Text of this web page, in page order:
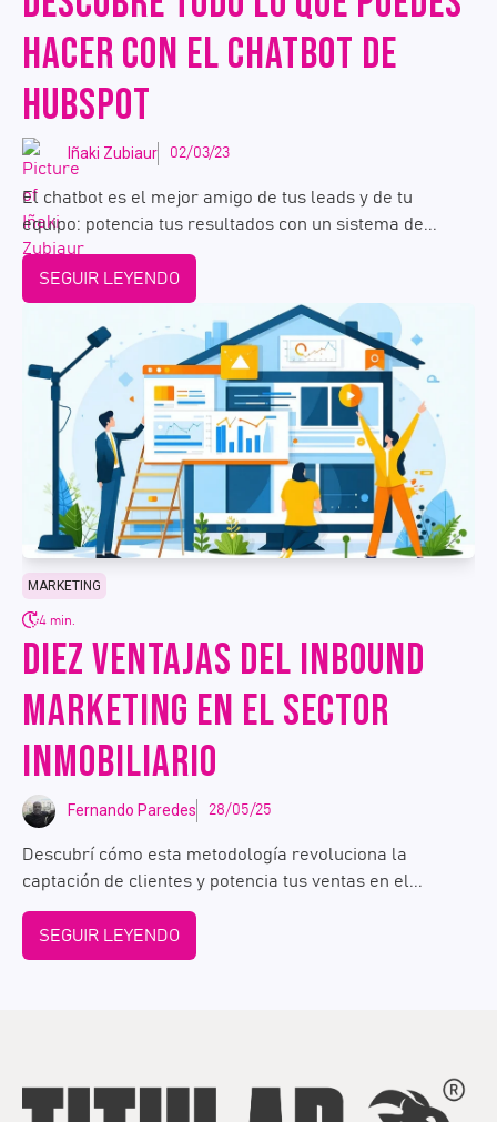
HACER CON EL CHATBOT DE
HUBSPOT
Iñaki Zubiaur 02/03/23
El chatbot es el mejor amigo de tus leads y de tu
equipo: potencia tus resultados con un sistema de...
SEGUIR LEYENDO
MARKETING
4 min.
DIEZ VENTAJAS DEL INBOUND
MARKETING EN EL SECTOR
INMOBILIARIO
Fernando Paredes 28/05/25
Descubrí cómo esta metodología revoluciona la
captación de clientes y potencia tus ventas en el...
SEGUIR LEYENDO